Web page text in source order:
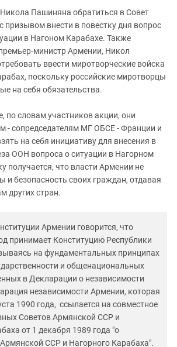
Пашиняна обратиться в Совет
призывом внести в повестку дня вопрос
в Нагоном Карабахе. Также
министр Армении, Никол
ввести миротворческие войска
поскольку российские миротворцы
на себя обязательства.
по словам участников акции, они
- сопредседателям МГ ОБСЕ - Франции и
на себя инициативу для внесения в
ООН вопроса о ситуации в Нагорном
получается, что власти Армении не
безопасность своих граждан, отдавая
других стран.
Армении говорится, что
принимает Конституцию Республики
на фундаментальных принципах
и общенациональных
в Декларации о независимости
независимости Армении, которая
1990 года, ссылается на совместное
Советов Армянской ССР и
от 1 декабря 1989 года "о
ССР и Нагорного Карабаха".